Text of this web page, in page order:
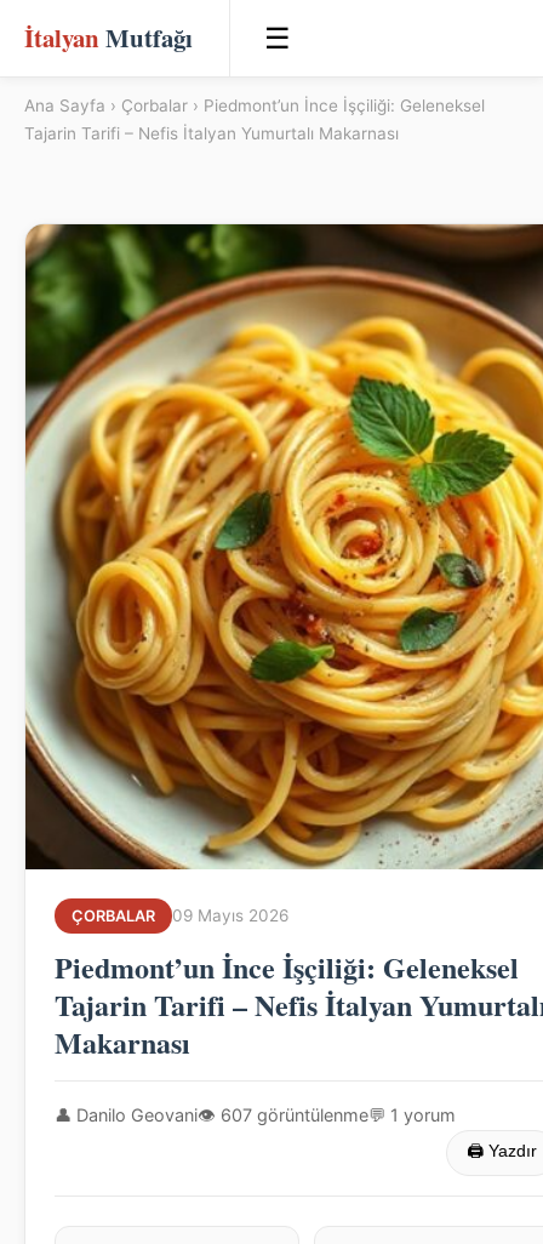
İtalyan Mutfağı ☰
Ana Sayfa › Çorbalar › Piedmont’un İnce İşçiliği: Geleneksel
Tajarin Tarifi – Nefis İtalyan Yumurtalı Makarnası
ÇORBALAR 09 Mayıs 2026
Piedmont’un İnce İşçiliği: Geleneksel
Tajarin Tarifi – Nefis İtalyan
Makarnası
👤 Danilo Geovani👁 607 görüntülenme💬 1 yorum
🖨 Yazdır